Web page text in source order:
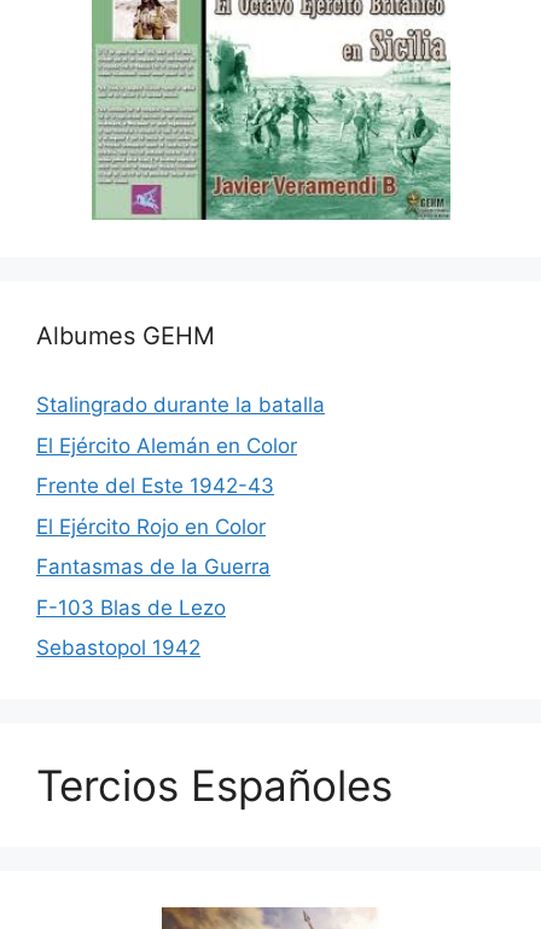
Albumes GEHM
Stalingrado durante la batalla
El Ejército Alemán en Color
Frente del Este 1942-43
El Ejército Rojo en Color
Fantasmas de la Guerra
F-103 Blas de Lezo
Sebastopol 1942
Tercios Españoles